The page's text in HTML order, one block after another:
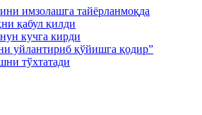
имзолашга тайёрланмоқда
қабул қилди
кучга кирди
уйлантириб қўйишга қодир”
тўхтатади